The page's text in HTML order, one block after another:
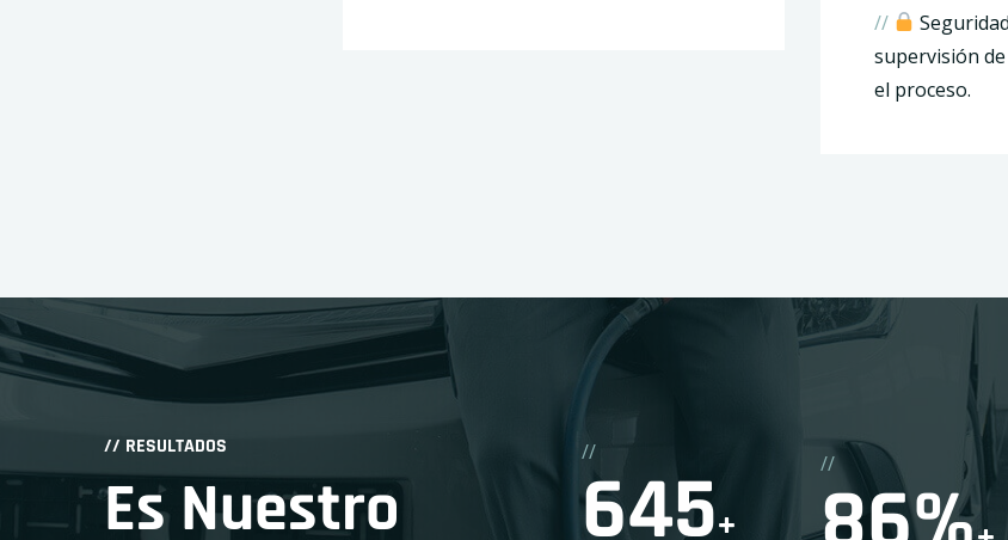
//
supervisión
el proceso.
// RESULTADOS
Es Nuestro
//
733+
//